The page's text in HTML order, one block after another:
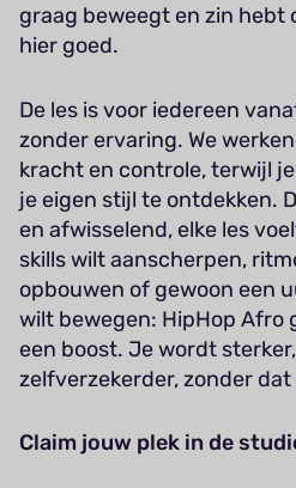
graag beweegt en zin hebt
hier goed.
De les is voor iedereen
zonder ervaring. We
kracht en controle, terwijl
je eigen stijl te ontdekken.
en afwisselend, elke les
skills wilt aanscherpen,
opbouwen of gewoon een
wilt bewegen: HipHop Afro
een boost. Je wordt
zelfverzekerder, zonder
Claim jouw plek in de